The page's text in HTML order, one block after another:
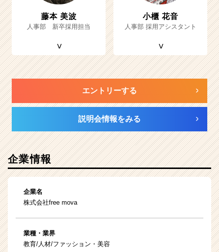
藤本 美波
人事部 新卒採用担当
小櫃 花音
人事部 採用アシスタント
エントリーする
説明会情報をみる
企業情報
企業名
株式会社free mova
業種・業界
教育/人材/ファッション・美容